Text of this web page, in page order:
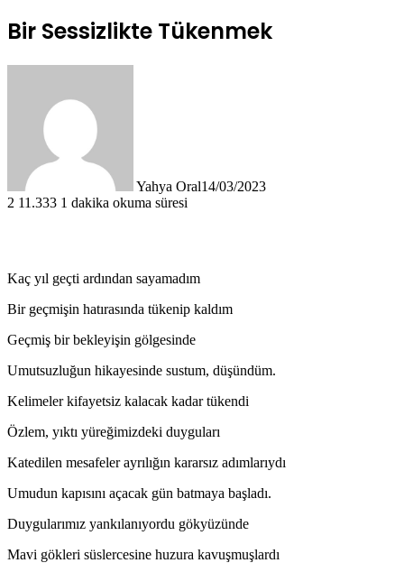
Bir Sessizlikte Tükenmek
Yahya Oral14/03/2023
2 11.333 1 dakika okuma süresi
Kaç yıl geçti ardından sayamadım
Bir geçmişin hatırasında tükenip kaldım
Geçmiş bir bekleyişin gölgesinde
Umutsuzluğun hikayesinde sustum, düşündüm.
Kelimeler kifayetsiz kalacak kadar tükendi
Özlem, yıktı yüreğimizdeki duyguları
Katedilen mesafeler ayrılığın kararsız adımlarıydı
Umudun kapısını açacak gün batmaya başladı.
Duygularımız yankılanıyordu gökyüzünde
Mavi gökleri süslercesine huzura kavuşmuşlardı